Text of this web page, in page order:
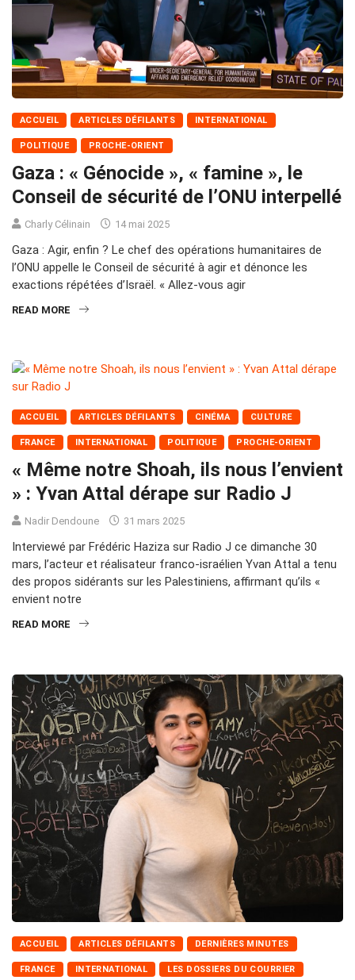
ACCUEIL ARTICLES DÉFILANTS INTERNATIONAL
POLITIQUE PROCHE-ORIENT
Gaza : « Génocide », « famine », le
Conseil de sécurité de l’ONU interpellé
Charly Célinain 14 mai 2025
Gaza : Agir, enfin ? Le chef des opérations humanitaires de
l’ONU appelle le Conseil de sécurité à agir et dénonce les
exactions répétées d’Israël. « Allez-vous agir
READ MORE
ACCUEIL ARTICLES DÉFILANTS CINÉMA CULTURE
FRANCE INTERNATIONAL POLITIQUE PROCHE-ORIENT
« Même notre Shoah, ils nous l’envient
» : Yvan Attal dérape sur Radio J
Nadir Dendoune 31 mars 2025
Interviewé par Frédéric Haziza sur Radio J ce dimanche 30
mars, l’acteur et réalisateur franco-israélien Yvan Attal a tenu
des propos sidérants sur les Palestiniens, affirmant qu’ils «
envient notre
READ MORE
ACCUEIL ARTICLES DÉFILANTS DERNIÈRES MINUTES
FRANCE INTERNATIONAL LES DOSSIERS DU COURRIER